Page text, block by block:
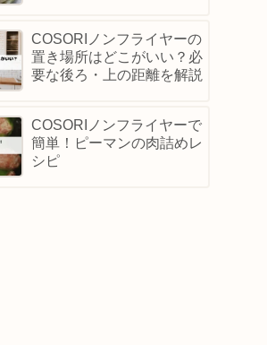
COSORIノンフライヤーの
置き場所はどこがいい？必
要な後ろ・上の距離を解説
COSORIノンフライヤーで
簡単！ピーマンの肉詰めレ
シピ